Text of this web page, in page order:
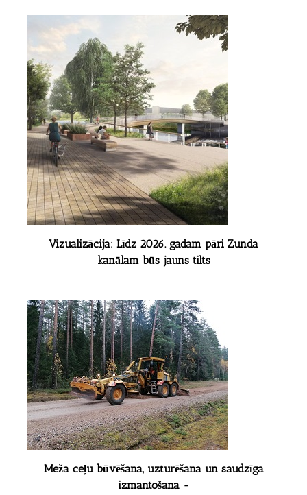
Vizualizācija: Līdz 2026. gadam pāri Zunda
kanālam būs jauns tilts
Meža ceļu būvēšana, uzturēšana un saudzīga
izmantošana -